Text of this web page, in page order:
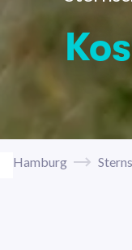
Hamburg